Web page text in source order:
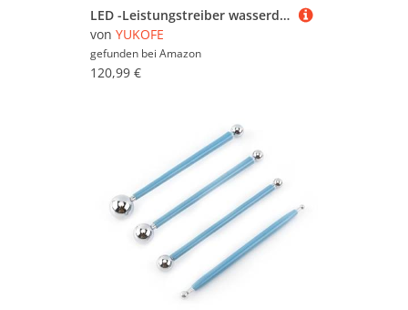
LED -Leistungstreiber wasserdichtes Aluminium -Shell -Transformator AC170-260V Eingang DC24V -Ausgang für Landschaftslichter Schwimmbäder [Outdoor]
von YUKOFE
gefunden bei Amazon
120,99 €